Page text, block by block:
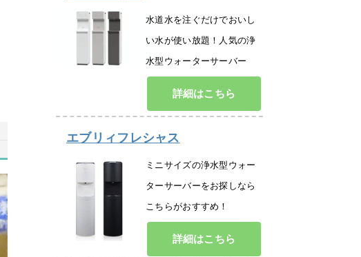
水道水を注ぐだけでおいし
い水が使い放題！人気の浄
水型ウォーターサーバー
詳細はこちら
エブリィフレシャス
ミニサイズの浄水型ウォー
ターサーバーをお探しなら
こちらがおすすめ！
詳細はこちら